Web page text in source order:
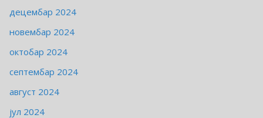
децембар 2024
новембар 2024
октобар 2024
септембар 2024
август 2024
јул 2024